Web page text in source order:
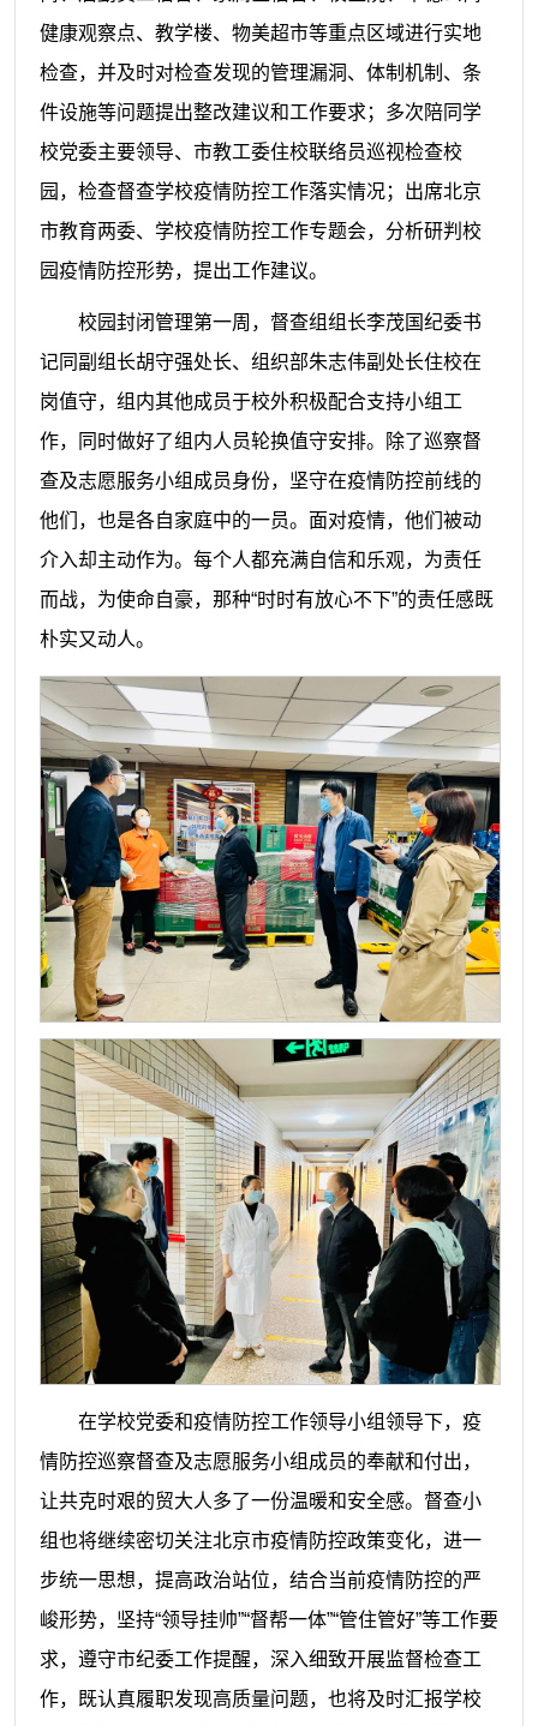
健康观察点、教学楼、物美超市等重点区域进行实地
检查，并及时对检查发现的管理漏洞、体制机制、条
件设施等问题提出整改建议和工作要求；多次陪同学
校党委主要领导、市教工委住校联络员巡视检查校
园，检查督查学校疫情防控工作落实情况；出席北京
市教育两委、学校疫情防控工作专题会，分析研判校
园疫情防控形势，提出工作建议。
校园封闭管理第一周，督查组组长李茂国纪委书
记同副组长胡守强处长、组织部朱志伟副处长住校在
岗值守，组内其他成员于校外积极配合支持小组工
作，同时做好了组内人员轮换值守安排。除了巡察督
查及志愿服务小组成员身份，坚守在疫情防控前线的
他们，也是各自家庭中的一员。面对疫情，他们被动
介入却主动作为。每个人都充满自信和乐观，为责任
而战，为使命自豪，那种“时时有放心不下”的责任感既
朴实又动人。
在学校党委和疫情防控工作领导小组领导下，疫
情防控巡察督查及志愿服务小组成员的奉献和付出，
让共克时艰的贸大人多了一份温暖和安全感。督查小
组也将继续密切关注北京市疫情防控政策变化，进一
步统一思想，提高政治站位，结合当前疫情防控的严
峻形势，坚持“领导挂帅”“督帮一体”“管住管好”等工作要
求，遵守市纪委工作提醒，深入细致开展监督检查工
作，既认真履职发现高质量问题，也将及时汇报学校